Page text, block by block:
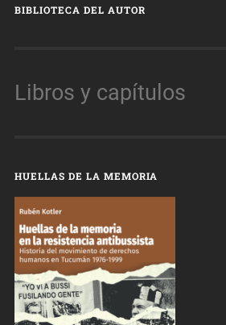
BIBLIOTECA DEL AUTOR
Libros y capítulos
HUELLAS DE LA MEMORIA